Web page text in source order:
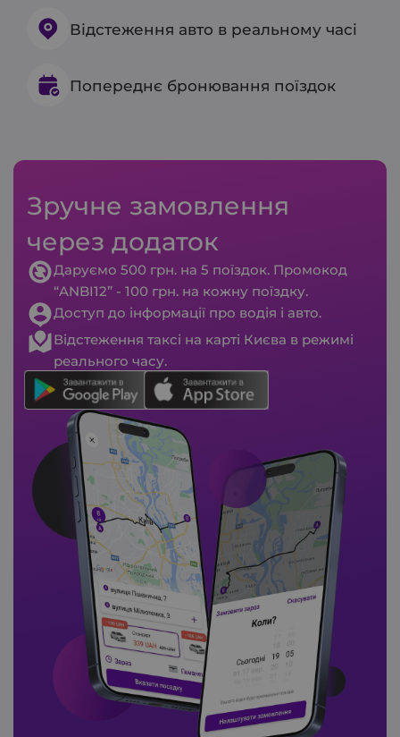
Відстеження авто в реальному часі
Попереднє бронювання поїздок
Зручне замовлення
через додаток
Даруємо 500 грн. на 5 поїздок. Промокод
“ANBI12” - 100 грн. на кожну поїздку.
Доступ до інформації про водія і авто.
Відстеження таксі на карті Києва в режимі
реального часу.